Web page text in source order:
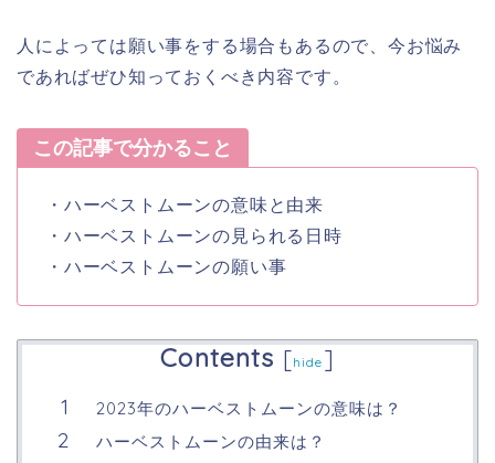
人によっては願い事をする場合もあるので、今お悩み
であればぜひ知っておくべき内容です。
この記事で分かること
・ハーベストムーンの意味と由来
・ハーベストムーンの見られる日時
・ハーベストムーンの願い事
Contents [hide ]
2023年のハーベストムーンの意味は？
ハーベストムーンの由来は？